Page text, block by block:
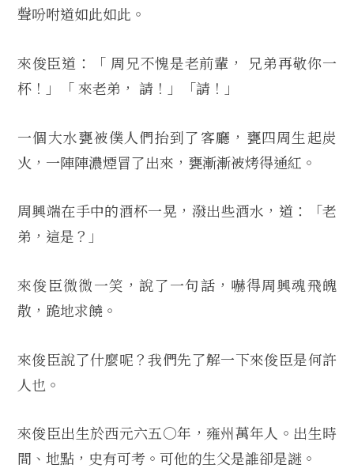
聲吩咐道如此如此。
來俊臣道：「 周兄不愧是老前輩， 兄弟再敬你一
杯！」「 來老弟， 請！」「請！」
一個大水甕被僕人們抬到了客廳，甕四周生起炭
火，一陣陣濃煙冒了出來，甕漸漸被烤得通紅。
周興端在手中的酒杯一晃，潑出些酒水，道：「老
弟，這是？」
來俊臣微微一笑，說了一句話，嚇得周興魂飛魄
散，跪地求饒。
來俊臣說了什麼呢？我們先了解一下來俊臣是何許
人也。
來俊臣出生於西元六五○年，雍州萬年人。出生時
間、地點，史有可考。可他的生父是誰卻是謎。